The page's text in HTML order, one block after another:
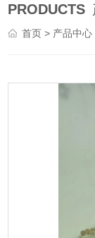
PRODUCTS
首页 > 产品中心